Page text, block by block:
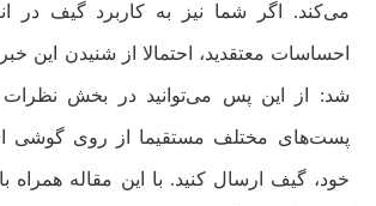
می‌کند. اگر شما نیز به کاربرد گیف در
احساسات معتقدید، احتمالا از شنیدن این
پست‌های مختلف مستقیما از روی گوشی
خود، گیف ارسال کنید. با این مقاله همراه